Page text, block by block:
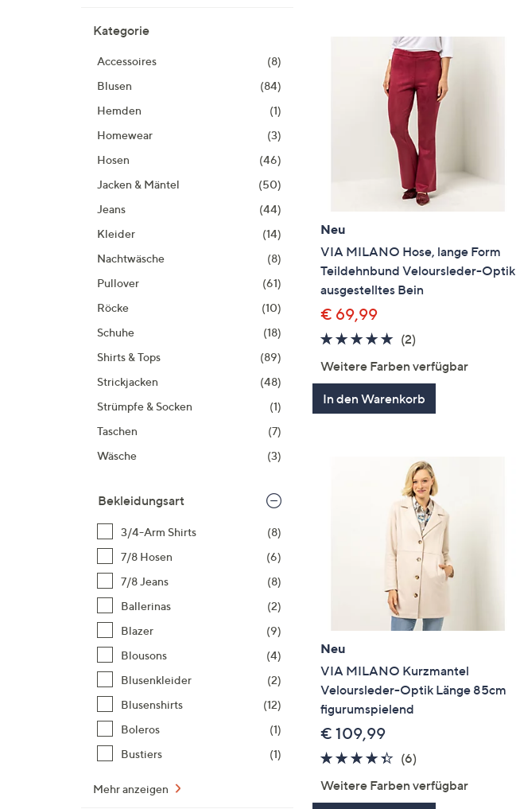
Geräten
anzuzeigen.
Kategorie
Accessoires
(8)
Blusen
(84)
Hemden
(1)
Homewear
(3)
Hosen
(46)
Jacken & Mäntel
(50)
Jeans
(44)
Kleider
(14)
Nachtwäsche
(8)
Pullover
(61)
Röcke
(10)
Schuhe
(18)
Shirts & Tops
(89)
Strickjacken
(48)
Strümpfe & Socken
(1)
Taschen
(7)
Wäsche
(3)
Bekleidungsart
3/4-Arm Shirts
(8)
7/8 Hosen
(6)
7/8 Jeans
(8)
Ballerinas
(2)
Blazer
(9)
Blousons
(4)
Blusenkleider
(2)
Blusenshirts
(12)
Boleros
(1)
Bustiers
(1)
Mehr anzeigen
Neu
VIA MILANO Hose, lange Form
Teildehnbund Veloursleder-Optik
ausgestelltes Bein
€ 69,99
5.0
5
(2)2
Weitere Farben verfügbar
In den Warenkorb
Neu
VIA MILANO Kurzmantel
Veloursleder-Optik Länge 85cm
figurumspielend
€ 109,99
4.3
(6)6
Weitere Farben verfügbar